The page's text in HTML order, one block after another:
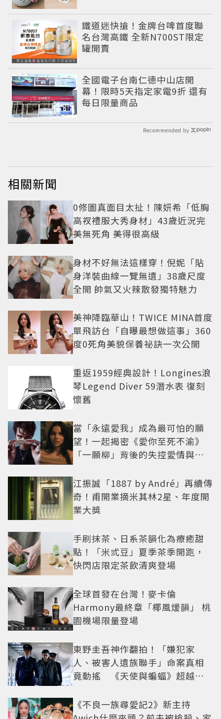
鐵道迷快搶！金牌台啤首度聯
名台灣高鐵 全新N700ST限定
罐開賣
全國電子台南仁德中山店開
幕！限時5天指定家電9折 還有
每日限量商品
Recommended by
相關新聞
0修圖真面目太扯！陳妍希「低胸
高衩禮服大秀身材」43歲近況完
美無死角 美得很高級
身材不好無法這樣穿！倪妮「貼
身洋裝曲線一覽無遺」38歲尺度
全開 帥氣又火辣散發獨特魅力
美神降臨華山！TWICE MINA首度
單飛訪台「自曝最想做這事」360
度0死角美貌保養祕訣一次公開
重返1959經典設計！Longines浪
琴Legend Diver 59潛水表 復刻
懷舊
當「永遠愛我」成為最可怕的願
望！一起揭密《愛你至死不渝》
「一願柳」背後的失控愛情與爆
江振誠「1887 by André」再續傳
奇！甫開業摘米其林2星、年度開
業大獎
手刷抹茶、日系茶韻化為療癒甜
點！「米弎豆」夏季茶季開跑，
快閃店限定茶飲清爽登場
全球首發在台灣！麥卡倫
Harmony最終章「椰風煖韻」 桃
園機場限量登場
東野圭吾神作翻拍！「嫌犯家
人、被害人遺族聯手」命案真相
竟動搖 《天使與蝙蝠》超越懸
《不良一族尋愛記2》新主持